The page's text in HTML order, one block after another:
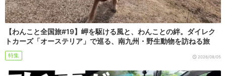
【わんこと全国旅#19】岬を駆ける風と、わんことの絆。ダイレク
トカーズ「オーステリア」で巡る、南九州・野生動物を訪ねる旅
特集 2026/08/05